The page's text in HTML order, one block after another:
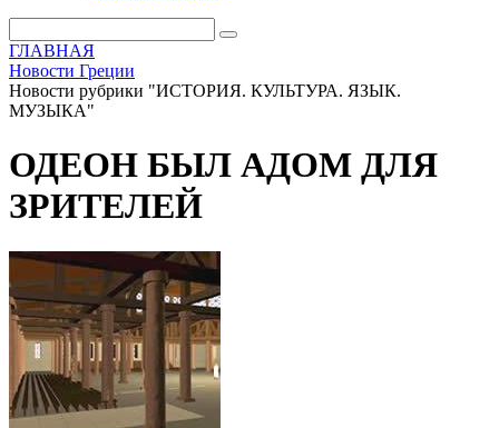
ГЛАВНАЯ
Новости Греции
Новости рубрики "ИСТОРИЯ. КУЛЬТУРА. ЯЗЫК.
МУЗЫКА"
ОДЕОН БЫЛ АДОМ ДЛЯ
ЗРИТЕЛЕЙ